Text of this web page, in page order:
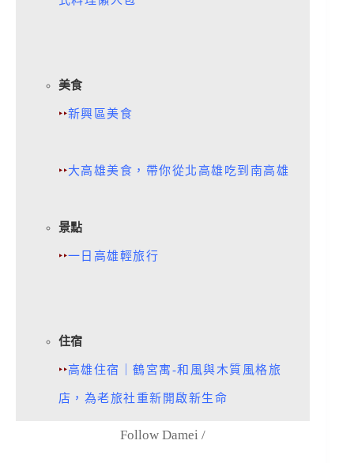
美食
‣‣新興區美食
‣‣大高雄美食，帶你從北高雄吃到南高雄
景點
‣‣一日高雄輕旅行
住宿
‣‣高雄住宿｜鶴宮寓-和風與木質風格旅
店，為老旅社重新開啟新生命
Follow Damei /